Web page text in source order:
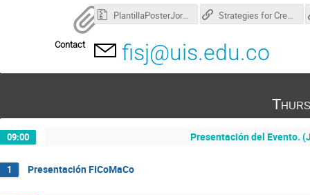
PlantillaPosterJornadas.zip
Contact fisj@uis.edu.co
09:00 Presentación del Evento.
1 Presentación FICoMaCo